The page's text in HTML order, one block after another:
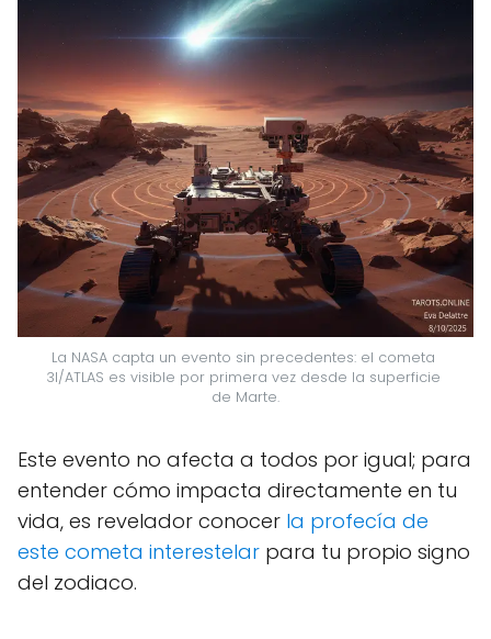
La NASA capta un evento sin precedentes: el cometa
3I/ATLAS es visible por primera vez desde la superficie
de Marte.
Este evento no afecta a todos por igual; para
entender cómo impacta directamente en tu
vida, es revelador conocer la profecía de
este cometa interestelar para tu propio signo
del zodiaco.